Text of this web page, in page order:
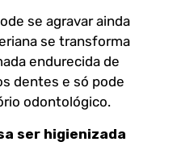
se agravar ainda
se transforma
endurecida de
dentes e só pode
odontológico.
ser higienizada